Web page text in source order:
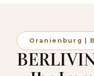
Oranienburg |